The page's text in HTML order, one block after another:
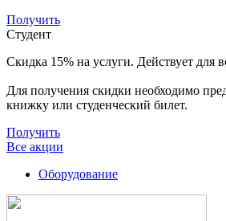
Получить
Студент
Скидка 15% на услуги. Действует для
Для получения скидки необходимо
книжку или студенческий билет.
Получить
Все акции
Оборудование